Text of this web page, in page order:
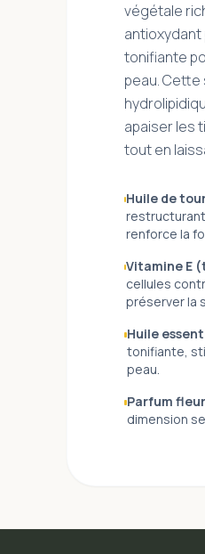
végétale
antioxydant
tonifiante
peau.
apaiser les
tout en
Huile de
renforce la
Vitamine E
cellules
préserver la
Huile
tonifiante,
peau.
Parfum
dimension